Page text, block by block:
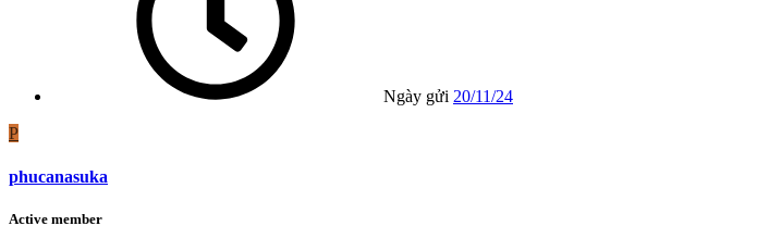
Ngày gửi 20/11/24
P
phucanasuka
Active member